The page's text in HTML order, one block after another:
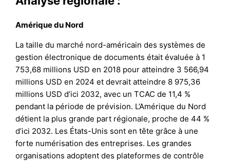
Amérique du Nord
La taille du marché nord-américain des systèmes de
gestion électronique de documents était évaluée à 1
753,68 millions USD en 2018 pour atteindre 3 566,94
millions USD en 2024 et devrait atteindre 8 975,36
millions USD d’ici 2032, avec un TCAC de 11,4 %
pendant la période de prévision. L’Amérique du Nord
détient la plus grande part régionale, proche de 44 %
d’ici 2032. Les États-Unis sont en tête grâce à une
forte numérisation des entreprises. Les grandes
organisations adoptent des plateformes de contrôle